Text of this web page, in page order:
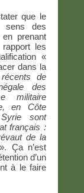
que le
sens des
prenant
les
«
dans la
de
des
militaire
en Côte
sont
français :
de la
». Ça n’est
d’un
à le faire